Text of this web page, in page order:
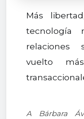
Más libertad, más opciones y más
tecnología
relaciones
vuelto
A Bárbara